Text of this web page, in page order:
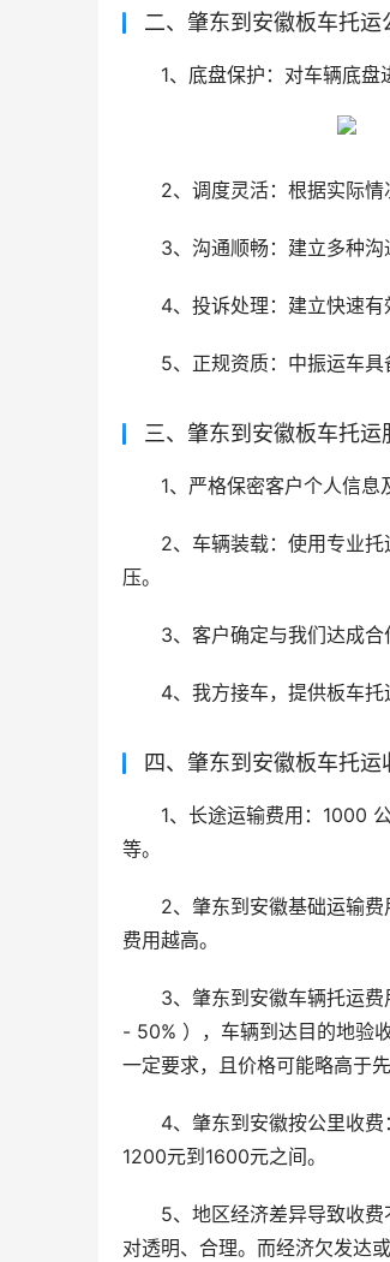
二、肇东到安徽板车托运
1、底盘保护：对车辆底盘
2、调度灵活：根据实际情
3、沟通顺畅：建立多种沟
4、投诉处理：建立快速有
5、正规资质：中振运车具
三、肇东到安徽板车托运
1、严格保密客户个人信息
2、车辆装载：使用专业
压。
3、客户确定与我们达成合
4、我方接车，提供板车托
四、肇东到安徽板车托运
1、长途运输费用：1000
等。
2、肇东到安徽基础运输
费用越高。
3、肇东到安徽车辆托运
- 50% ），车辆到达目的地验
一定要求，且价格可能略高于先
4、肇东到安徽按公里收
1200元到1600元之间。
5、地区经济差异导致收
对透明、合理。而经济欠发达